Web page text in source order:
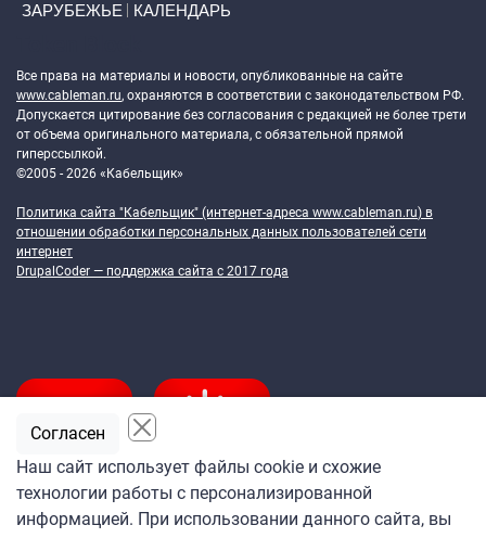
ЗАРУБЕЖЬЕ КАЛЕНДАРЬ
Все права на материалы и новости, опубликованные на сайте
www.cableman.ru, охраняются в соответствии с законодательством РФ.
Допускается цитирование без согласования с редакцией не более трети
от объема оригинального материала, с обязательной прямой
гиперссылкой.
©2005 - 2026 «Кабельщик»
Политика сайта "Кабельщик" (интернет-адреса www.cableman.ru) в
отношении обработки персональных данных пользователей сети
интернет
DrupalCoder — поддержка сайта c 2017 года
Подпишитесь
Наш сайт использует файлы cookie и схожие
технологии работы с персонализированной
информацией. При использовании данного сайта, вы
Согласен